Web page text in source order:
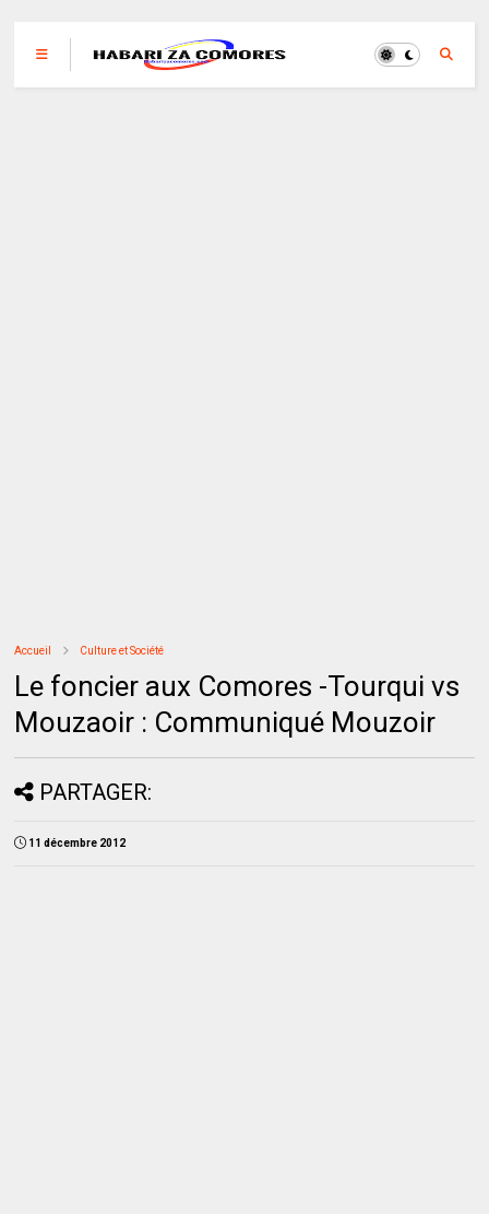
Accueil Culture et Société
Le foncier aux Comores -Tourqui vs
Mouzaoir : Communiqué Mouzoir
PARTAGER:
11 décembre 2012